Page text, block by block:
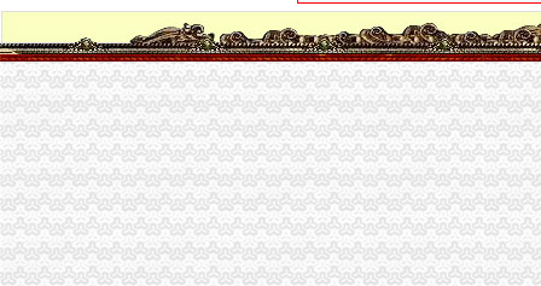
【重庆长生桥期货开户公司|股指期货开户】-重庆赶集网
重庆市固体废弃物处理有限公司长生桥垃圾卫生填埋场_重庆市_渝北区
【重庆长生桥接待招聘网_接待招聘信息】-重庆智联招聘
南岸法院举办长生桥法庭便民诉讼网络建设暨便民联络员培训会-重庆
南岸区长生桥/子石宽带安装办理咨询-重庆社区
重庆南岸区长城宽带长生桥营业厅重庆网络布线/WIFI今题网
【重庆长生桥数据分析招聘网_数据分析招聘信息】-重庆智联招聘
中国工商银行股份有限公司重庆长生桥支行联系方式_信用报告_工商信
长生桥垃圾填埋场_重庆市公开信箱
【58同城】重庆南岸长生桥煤炭配送公司_长生桥煤炭配送中心
【长生桥职业经理人认证培训】-今题长生桥职业经理人认证培训网